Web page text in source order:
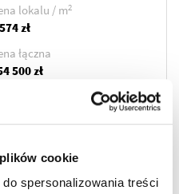
cookie
spersonalizowania treści
lokalu / m2
zł
łączna
500 zł
ZOBACZ SZCZEGÓŁY